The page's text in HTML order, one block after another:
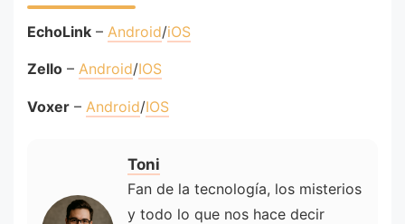
EchoLink – Android/iOS
Zello – Android/IOS
Voxer – Android/IOS
Toni
Fan de la tecnología, los misterios
y todo lo que nos hace decir